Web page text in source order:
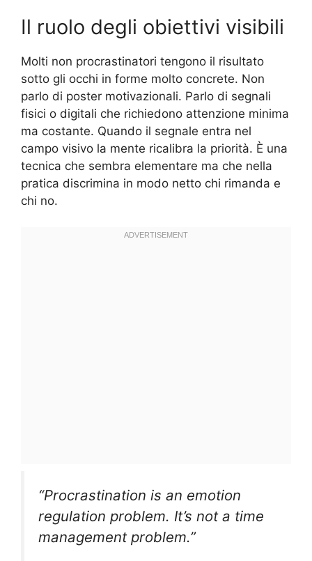
Il ruolo degli obiettivi visibili
Molti non procrastinatori tengono il risultato
sotto gli occhi in forme molto concrete. Non
parlo di poster motivazionali. Parlo di segnali
fisici o digitali che richiedono attenzione minima
ma costante. Quando il segnale entra nel
campo visivo la mente ricalibra la priorità. È una
tecnica che sembra elementare ma che nella
pratica discrimina in modo netto chi rimanda e
chi no.
“Procrastination is an emotion
regulation problem. It’s not a time
management problem.”